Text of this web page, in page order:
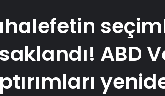
ABD